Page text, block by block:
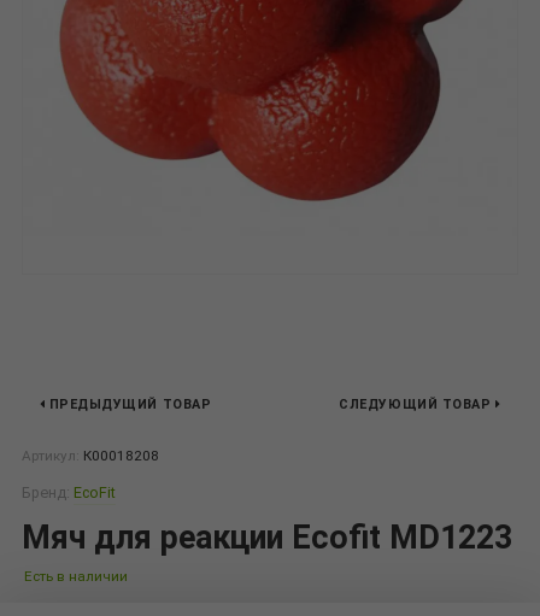
ПРЕДЫДУЩИЙ ТОВАР СЛЕДУЮЩИЙ ТОВАР
Артикул: К00018208
Бренд: EcoFit
Мяч для реакции Ecofit MD1223
Есть в наличии